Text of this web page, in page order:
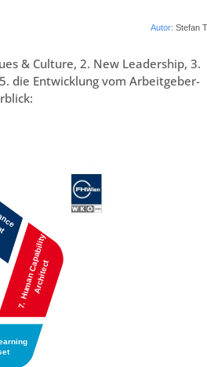
Autor: Stefan
& Culture, 2. New Leadership, 3.
die Entwicklung vom Arbeitgeber-